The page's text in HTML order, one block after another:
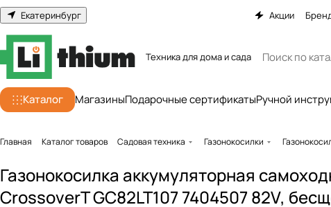
Екатеринбург Акции
Техника для дома и сада
Каталог МагазиныПодарочные сертификатыРучной
Главная Каталог товаров Садовая техника Газонокосилки
Газонокосилка аккумуляторная
CrossoverT GC82LT107 7404507 82V,